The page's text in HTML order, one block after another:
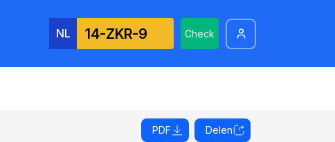
NL Check
PDF Delen